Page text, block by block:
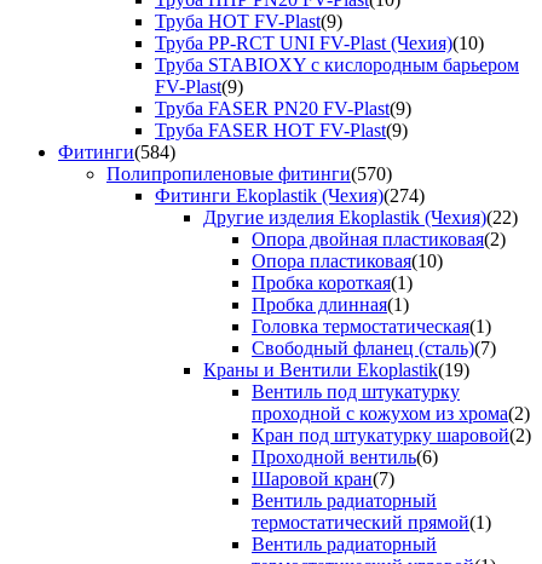
Труба HOT FV-Plast(9)
Труба PP-RCT UNI FV-Plast (Чехия)(10)
Труба STABIOXY с кислородным барьером
FV-Plast(9)
Труба FASER PN20 FV-Plast(9)
Труба FASER HOT FV-Plast(9)
Фитинги(584)
Полипропиленовые фитинги(570)
Фитинги Ekoplastik (Чехия)(274)
Другие изделия Ekoplastik (Чехия)(22)
Опора двойная пластиковая(2)
Опора пластиковая(10)
Пробка короткая(1)
Пробка длинная(1)
Головка термостатическая(1)
Свободный фланец (сталь)(7)
Краны и Вентили Ekoplastik(19)
Вентиль под штукатурку
проходной с кожухом из хрома(2)
Кран под штукатурку шаровой(2)
Проходной вентиль(6)
Шаровой кран(7)
Вентиль радиаторный
термостатический прямой(1)
Вентиль радиаторный